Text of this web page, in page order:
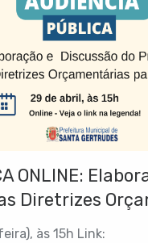
ONLINE:
Diretrizes
às 15h Link: